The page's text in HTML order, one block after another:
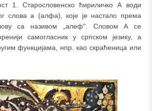
1. Старословенско ћириличко А води
слова a (алфа), које је настало према
са називом „алеф". Словом А се
самогласник у српском језику, а
функцијама, нпр. као скраћеница или